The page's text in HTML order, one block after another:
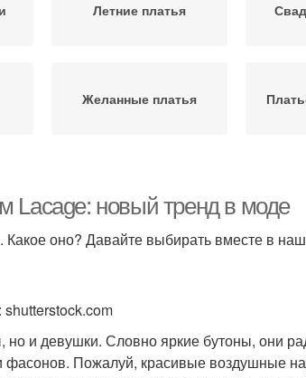
Летние платья
Желанные платья
плечом
Модные платья
Lacage: новый тренд в моде
оно? Давайте выбирать вместе в
и девушки. Словно яркие бутоны, они
фасонов. Пожалуй, красивые воздушные